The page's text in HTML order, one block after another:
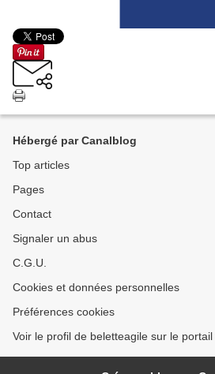
Hébergé par Canalblog
Top articles
Pages
Contact
Signaler un abus
C.G.U.
Cookies et données personnelles
Préférences cookies
Voir le profil de beletteagile sur le